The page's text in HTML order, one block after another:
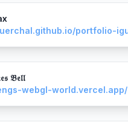
𝔅𝔢𝔩𝔩
webgl-world.vercel.app/